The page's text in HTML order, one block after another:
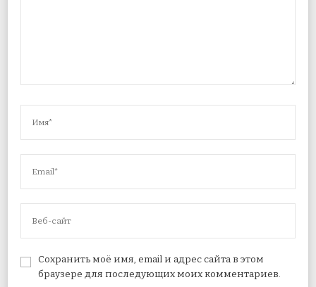
Сохранить моё имя, email и адрес сайта в этом
браузере для последующих моих комментариев.